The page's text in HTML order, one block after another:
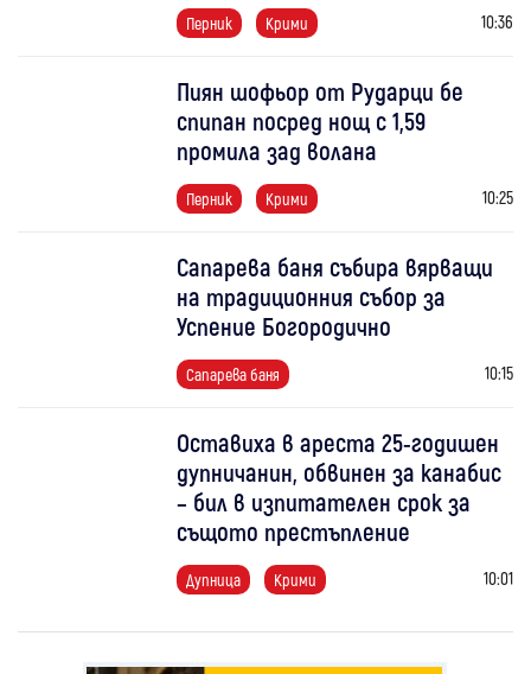
Перник Крими 10:36
Пиян шофьор от Рударци бе
спипан посред нощ с 1,59
промила зад волана
Перник Крими 10:25
Сапарева баня събира вярващи
на традиционния събор за
Успение Богородично
Сапарева баня 10:15
Оставиха в ареста 25-годишен
дупничанин, обвинен за канабис
– бил в изпитателен срок за
същото престъпление
Дупница Крими 10:01